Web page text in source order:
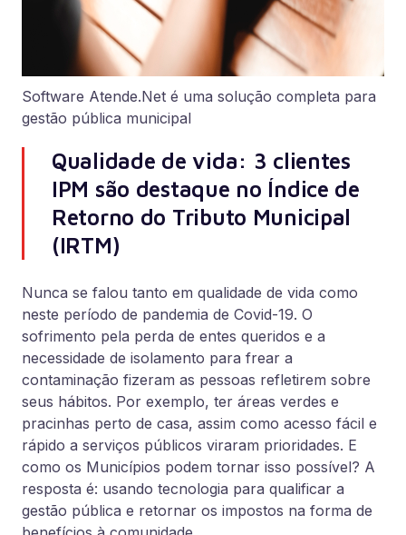
Software Atende.Net é uma solução completa para
gestão pública municipal
Qualidade de vida: 3 clientes
IPM são destaque no Índice de
Retorno do Tributo Municipal
(IRTM)
Nunca se falou tanto em qualidade de vida como
neste período de pandemia de Covid-19. O
sofrimento pela perda de entes queridos e a
necessidade de isolamento para frear a
contaminação fizeram as pessoas refletirem sobre
seus hábitos. Por exemplo, ter áreas verdes e
pracinhas perto de casa, assim como acesso fácil e
rápido a serviços públicos viraram prioridades. E
como os Municípios podem tornar isso possível? A
resposta é: usando tecnologia para qualificar a
gestão pública e retornar os impostos na forma de